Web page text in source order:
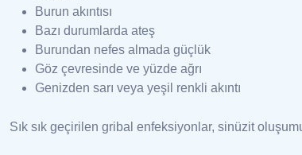
Burun akıntısı
Bazı durumlarda ateş
Burundan nefes almada güçlük
Göz çevresinde ve yüzde ağrı
Genizden sarı veya yeşil renkli akıntı
Sık sık geçirilen gribal enfeksiyonlar, sinüzit